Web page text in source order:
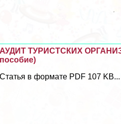
АУДИТ ТУРИСТСКИХ
пособие)
Статья в формате PDF 107 KB...